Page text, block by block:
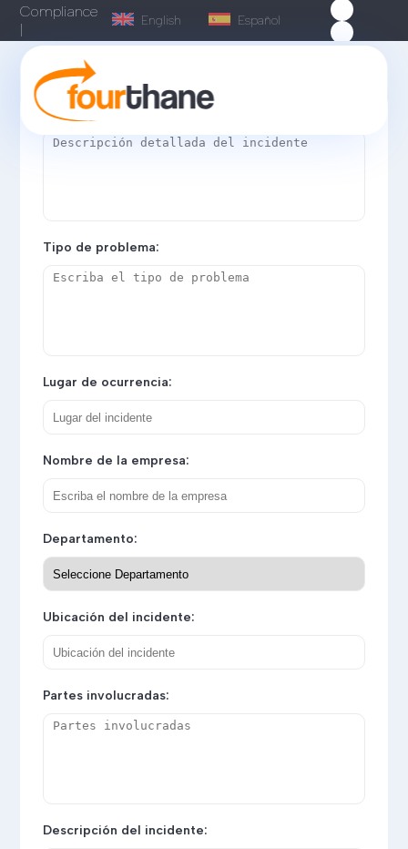
Compliance
|
English Español
Compliance
¿Cuál es el incidente ocurrido?
Tipo de problema:
Lugar de ocurrencia:
Nombre de la empresa:
Departamento:
Ubicación del incidente:
Partes involucradas:
Descripción del incidente: